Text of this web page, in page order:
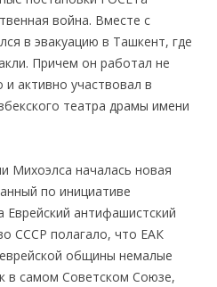
война. Вместе с
в эвакуацию в Ташкент, где
Причем он работал не
активно участвовал в
театра драмы имени
Михоэлса началась новая
по инициативе
Еврейский антифашистский
СССР полагало, что ЕАК
общины немалые
в самом Советском Союзе,